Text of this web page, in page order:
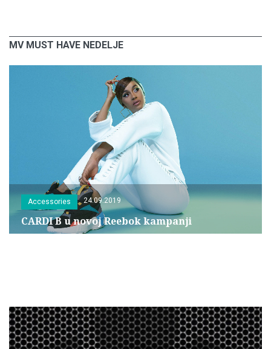
MV MUST HAVE NEDELJE
Accessories 24.09.2019
CARDI B u novoj Reebok kampanji